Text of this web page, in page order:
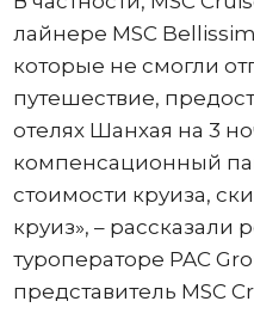
лайнере MSC
которые не смогли
путешествие,
отелях Шанхая на 3
компенсационный
стоимости круиза,
круиз», –
туроператоре PAC
представитель MSC